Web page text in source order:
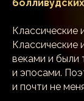
Классические
Классические
веками и были
и эпосами.
и почти не